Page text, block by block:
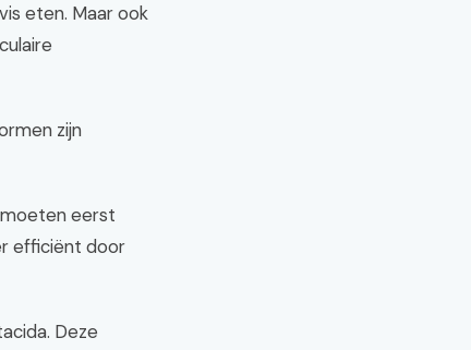
eten. Maar ook
zijn
eerst
efficiënt door
Deze